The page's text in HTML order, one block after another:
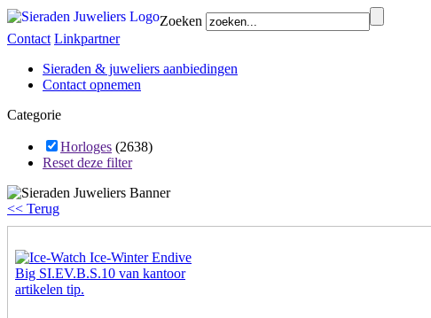
Zoeken
Contact Linkpartner
Sieraden & juweliers aanbiedingen
Contact opnemen
Categorie
Horloges (2638)
Reset deze filter
<< Terug